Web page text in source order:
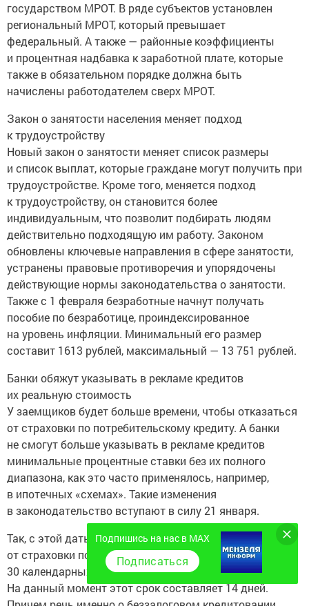
государством МРОТ. В ряде субъектов установлен
региональный МРОТ, который превышает
федеральный. А также — районные коэффициенты
и процентная надбавка к заработной плате, которые
также в обязательном порядке должна быть
начислены работодателем сверх МРОТ.
Закон о занятости населения меняет подход
к трудоустройству
Новый закон о занятости меняет список размеры
и список выплат, которые граждане могут получить при
трудоустройстве. Кроме того, меняется подход
к трудоустройству, он становится более
индивидуальным, что позволит подбирать людям
действительно подходящую им работу. Законом
обновлены ключевые направления в сфере занятости,
устранены правовые противоречия и упорядочены
действующие нормы законодательства о занятости.
Также с 1 февраля безработные начнут получать
пособие по безработице, проиндексированное
на уровень инфляции. Минимальный его размер
составит 1613 рублей, максимальный — 13 751 рублей.
Банки обяжут указывать в рекламе кредитов
их реальную стоимость
У заемщиков будет больше времени, чтобы отказаться
от страховки по потребительскому кредиту. А банки
не смогут больше указывать в рекламе кредитов
минимальные процентные ставки без их полного
диапазона, как это часто применялось, например,
в ипотечных «схемах». Такие изменения
в законодательство вступают в силу 21 января.
Так, с этой даты заемщик-физлицо может отказаться
от страховки по потребительскому кредиту в течение
30 календарных дней после оформления кредита.
На данный момент этот срок составляет 14 дней.
Подпишись на нас в MAX
Подписаться